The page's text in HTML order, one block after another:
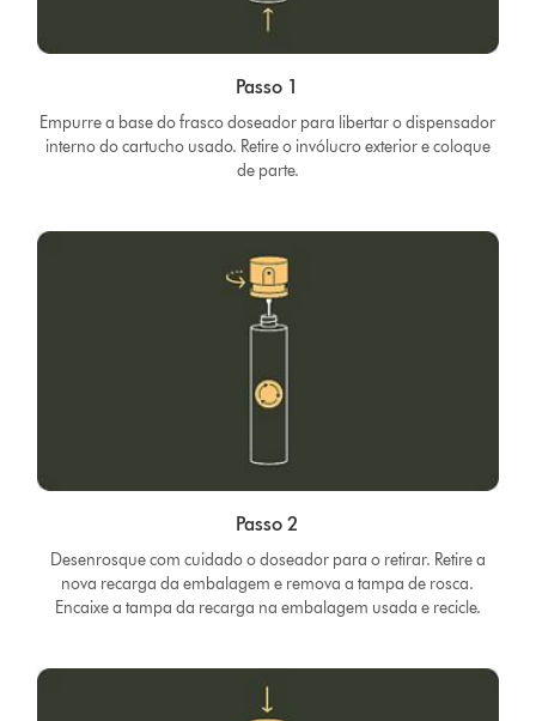
Passo 1
Empurre a base do frasco doseador para libertar o dispensador
interno do cartucho usado. Retire o invólucro exterior e coloque
de parte.
Passo 2
Desenrosque com cuidado o doseador para o retirar. Retire a
nova recarga da embalagem e remova a tampa de rosca.
Encaixe a tampa da recarga na embalagem usada e recicle.